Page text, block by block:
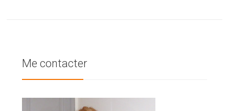
Me contacter